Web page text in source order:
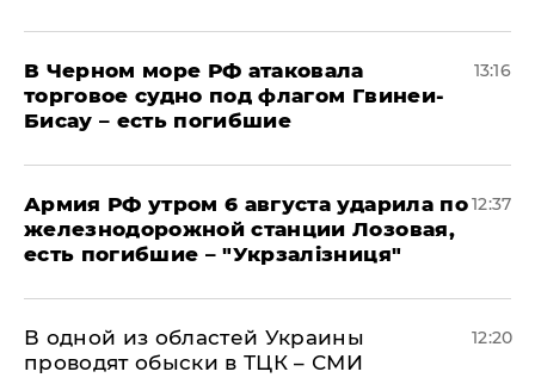
В Черном море РФ атаковала
торговое судно под флагом Гвинеи-
Бисау – есть погибшие
13:16
Армия РФ утром 6 августа ударила по
железнодорожной станции Лозовая,
есть погибшие – "Укрзалізниця"
12:37
В одной из областей Украины
проводят обыски в ТЦК – СМИ
12:20